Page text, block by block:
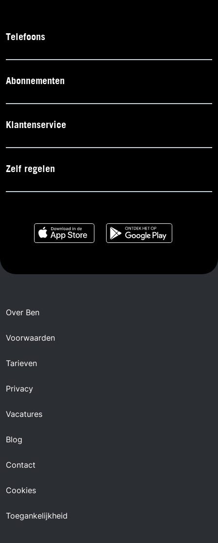
Telefoons
Abonnementen
Klantenservice
Zelf regelen
Over Ben
Voorwaarden
Tarieven
Privacy
Vacatures
Blog
Contact
Cookies
Toegankelijkheid